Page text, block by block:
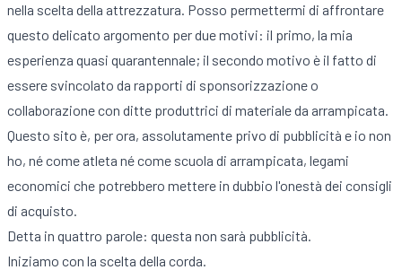
nella scelta della attrezzatura. Posso permettermi di affrontare
questo delicato argomento per due motivi: il primo, la mia
esperienza quasi quarantennale; il secondo motivo è il fatto di
essere svincolato da rapporti di sponsorizzazione o
collaborazione con ditte produttrici di materiale da arrampicata.
Questo sito è, per ora, assolutamente privo di pubblicità e io non
ho, né come atleta né come scuola di arrampicata, legami
economici che potrebbero mettere in dubbio l'onestà dei consigli
di acquisto.
Detta in quattro parole: questa non sarà pubblicità.
Iniziamo con la scelta della corda.